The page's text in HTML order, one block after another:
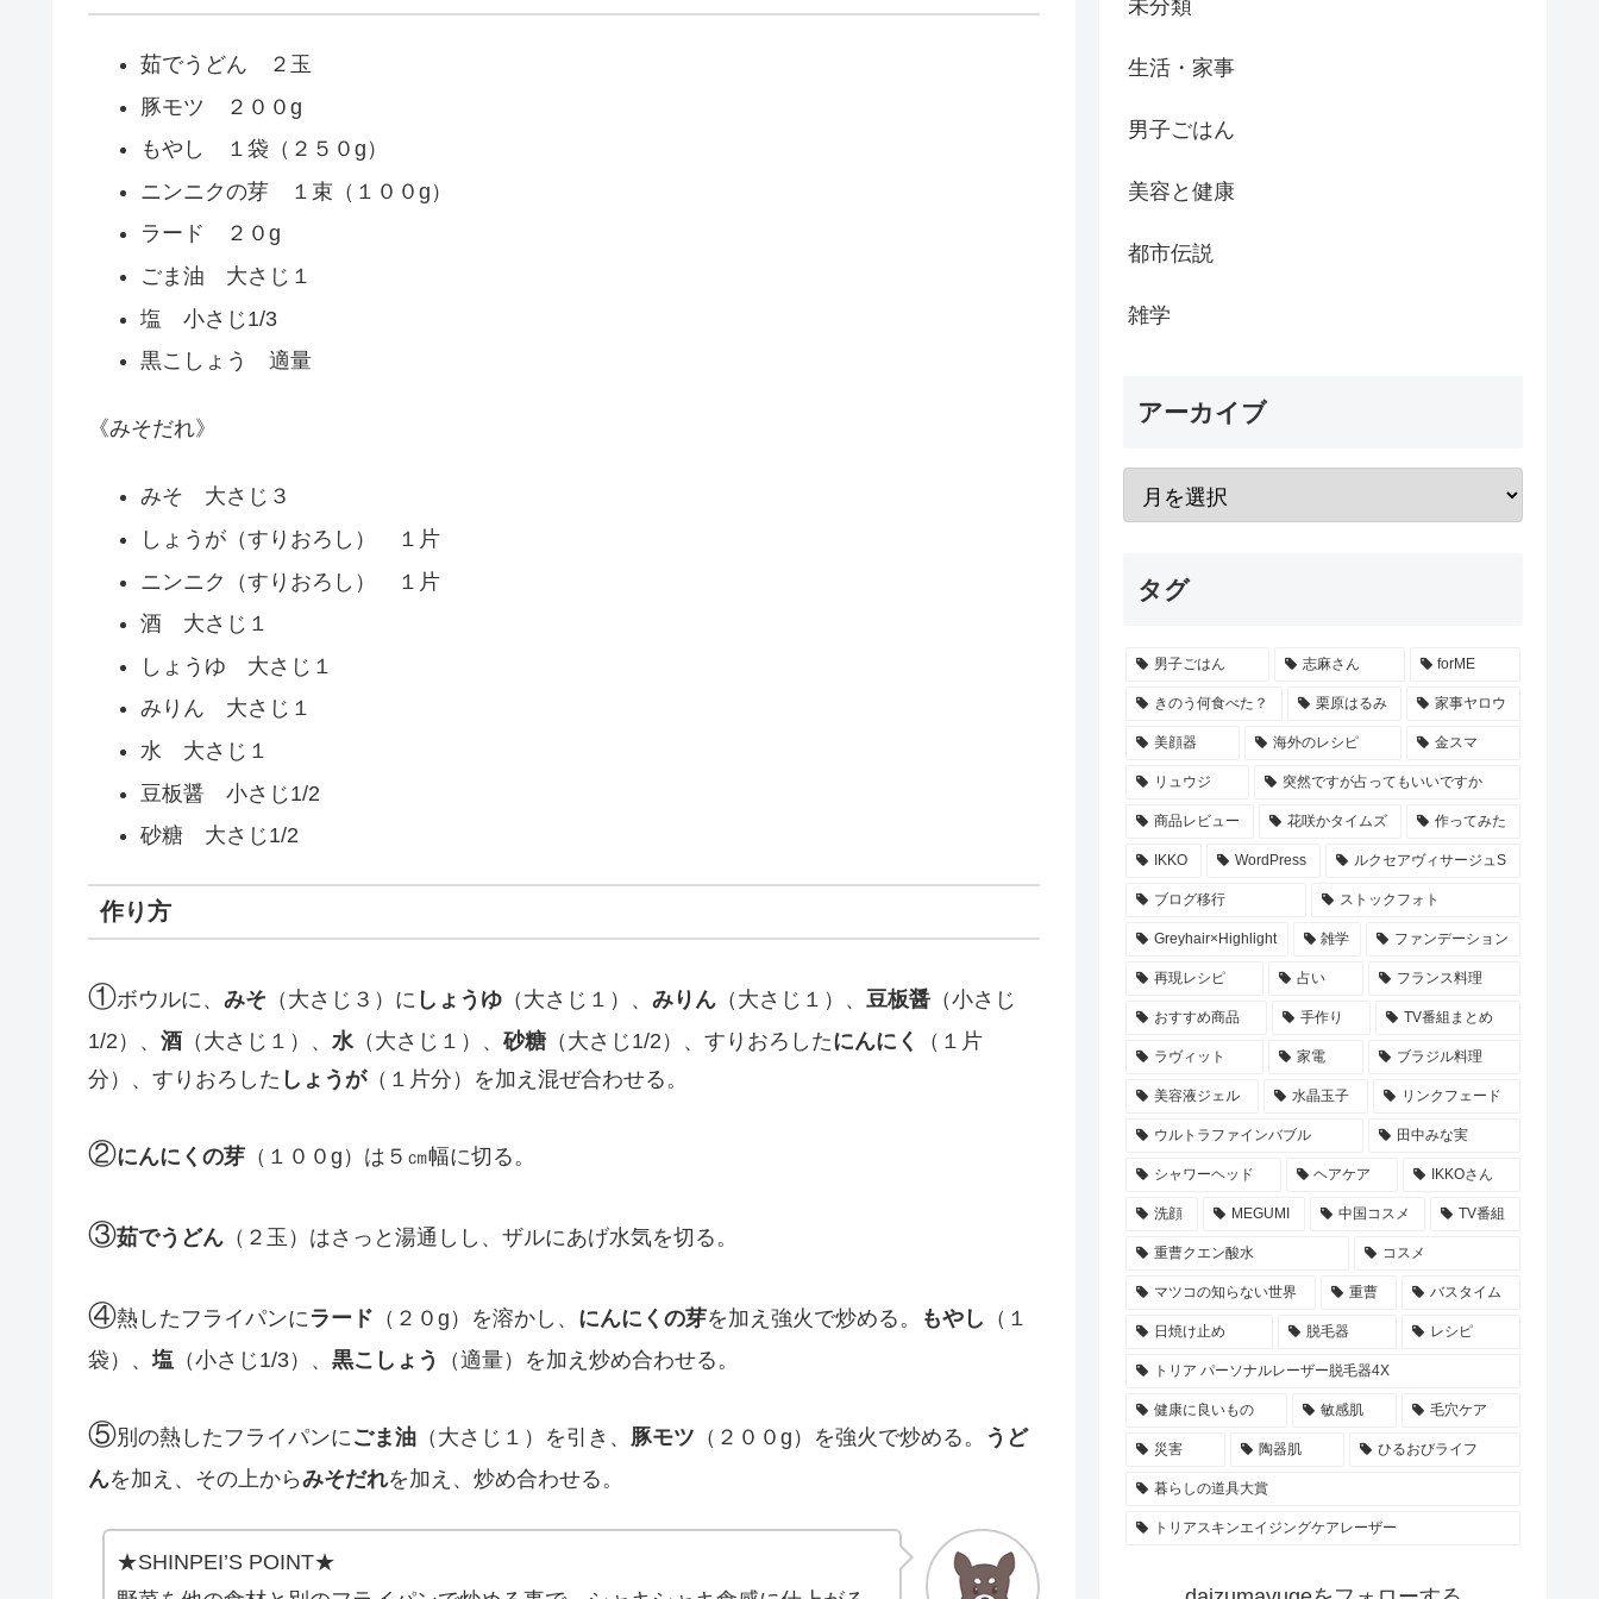
茹でうどん ２玉
豚モツ ２００g
もやし １袋（２５０g）
ニンニクの芽 １束（１００g）
ラード ２０g
ごま油 大さじ１
塩 小さじ1/3
黒こしょう 適量
《みそだれ》
みそ 大さじ３
しょうが（すりおろし） １片
ニンニク（すりおろし） １片
酒 大さじ１
しょうゆ 大さじ１
みりん 大さじ１
水 大さじ１
豆板醤 小さじ1/2
砂糖 大さじ1/2
作り方
①ボウルに、 みそ （大さじ３）に しょうゆ （大さじ１）、 みりん （大さじ１）、 豆板醤 （小さじ
1/2）、 酒 （大さじ１）、 水 （大さじ１）、砂糖（大さじ1/2）、すりおろしたにんにく
（１片
分）、すりおろした しょうが（１片分）を加え混ぜ合わせる。
②にんにくの芽 （１００g）は５㎝幅に切る。
③茹でうどん （２玉）はさっと湯通しし、ザルにあげ水気を切る。
④熱したフライパンにラード （２０g）を溶かし、 にんにくの芽を加え強火で炒める。 もやし （１
袋）、塩 （小さじ1/3）、 黒こしょう （適量）を加え炒め合わせる。
⑤別の熱したフライパンにごま油 （大さじ１）を引き、 豚モツ （２００g）を強火で炒める。
うど
んを加え、その上からみそだれを加え、炒め合わせる。
★SHINPEI’S POINT★
未分類
生活・家事
男子ごはん
美容と健康
都市伝説
雑学
アーカイブ
タグ
男子ごはん 志麻さん forME
きのう何食べた？ 栗原はるみ 家事ヤロウ
美顔器 海外のレシピ 金スマ
リュウジ 突然ですが占ってもいいですか
商品レビュー 花咲かタイムズ 作ってみた
IKKO WordPress ルクセアヴィサージュS
ブログ移行 ストックフォト
Greyhair×Highlight 雑学 ファンデーション
再現レシピ 占い フランス料理
おすすめ商品 手作り TV番組まとめ
ラヴィット 家電 ブラジル料理
美容液ジェル 水晶玉子 リンクフェード
ウルトラファインバブル 田中みな実
シャワーヘッド ヘアケア IKKOさん
洗顔 MEGUMI 中国コスメ TV番組
重曹クエン酸水 コスメ
マツコの知らない世界 重曹 バスタイム
日焼け止め 脱毛器 レシピ
トリア パーソナルレーザー脱毛器4X
健康に良いもの 敏感肌 毛穴ケア
災害 陶器肌 ひるおびライフ
暮らしの道具大賞
トリアスキンエイジングケアレーザー